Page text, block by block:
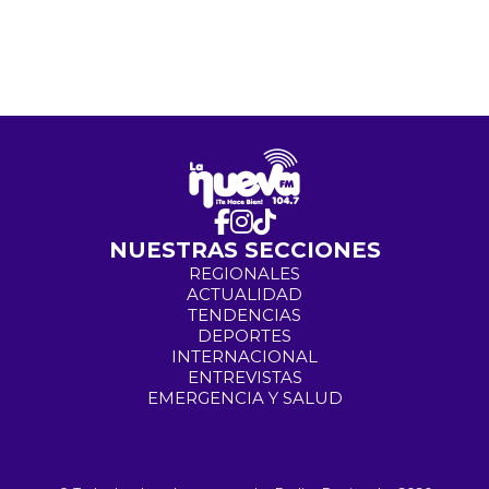
NUESTRAS SECCIONES
REGIONALES
ACTUALIDAD
TENDENCIAS
DEPORTES
INTERNACIONAL
ENTREVISTAS
EMERGENCIA Y SALUD